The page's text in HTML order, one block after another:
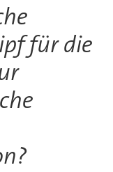
für die